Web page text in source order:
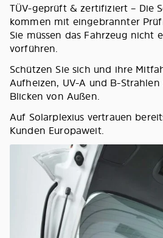
TÜV-geprüft & zertifiziert – Die
kommen mit eingebrannter
Sie müssen das Fahrzeug nicht
vorführen.
Schützen Sie sich und ihre
Aufheizen, UV-A und B-
Blicken von Außen.
Auf Solarplexius vertrauen
Kunden Europaweit.